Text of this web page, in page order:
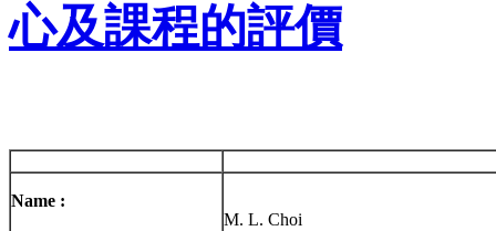
心及課程的評價
Name :
M. L. Choi